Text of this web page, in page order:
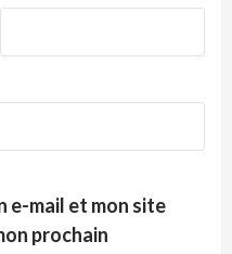
e-mail et mon site
prochain